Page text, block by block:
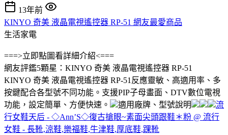
13年前
KINYO 奇美 液晶電視遙控器 RP-51 網友最愛商品
生活家電
===>立即點圖看詳細介紹<===
網友評鑑5顆星：KINYO 奇美 液晶電視遙控器 RP-51
KINYO 奇美 液晶電視遙控器 RP-51反應靈敏、高適用率、多
按鍵配合各型號不同功能。支援PIP子母畫面、DTV數位電視
功能，設定簡單、方便快速。
適用廠牌、型號說明
流
行女鞋天后 - ◇Ann’S◇復古搶眼~素面尖頭跟鞋＊粉 @ 流行
女鞋 - 長靴,涼鞋,樂福鞋,牛津鞋,厚底鞋,踝靴